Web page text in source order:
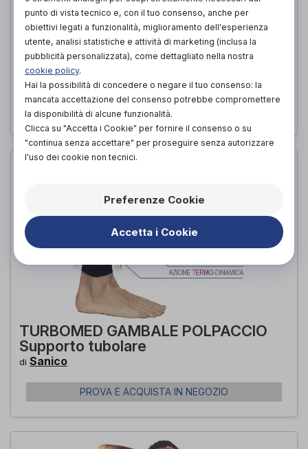
TALLONIERA TULI'S PRO SPORT
VERDE
diSanico
PROVA E ACQUISTA IN NEGOZIO
TURBOMED GAMBALE POLPACCIO
Supporto tubolare
di Sanico
PROVA E ACQUISTA IN NEGOZIO
punto di vista tecnico e, con il tuo consenso, anche per
obiettivi legati a funzionalità, miglioramento dell'esperienza
utente, analisi statistiche e attività di marketing (inclusa la
pubblicità personalizzata), come dettagliato nella nostra
cookie policy.
Hai la possibilità di concedere o negare il tuo consenso: la
mancata accettazione del consenso potrebbe compromettere
la disponibilità di alcune funzionalità.
Clicca su "Accetta i Cookie" per fornire il consenso o su
"continua senza accettare" per proseguire senza autorizzare
l'uso dei cookie non tecnici.
Preferenze Cookie
Accetta i Cookie